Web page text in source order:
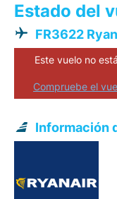
Estado del
FR3622
Este vuelo no
Compruebe el
Información